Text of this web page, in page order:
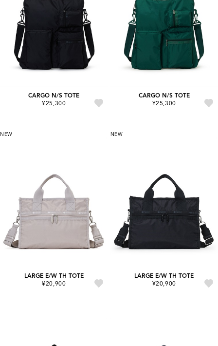
CARGO N/S TOTE
¥25,300
CARGO N/S TOTE
¥25,300
NEW
LARGE E/W TH TOTE
¥20,900
NEW
LARGE E/W TH TOTE
¥20,900